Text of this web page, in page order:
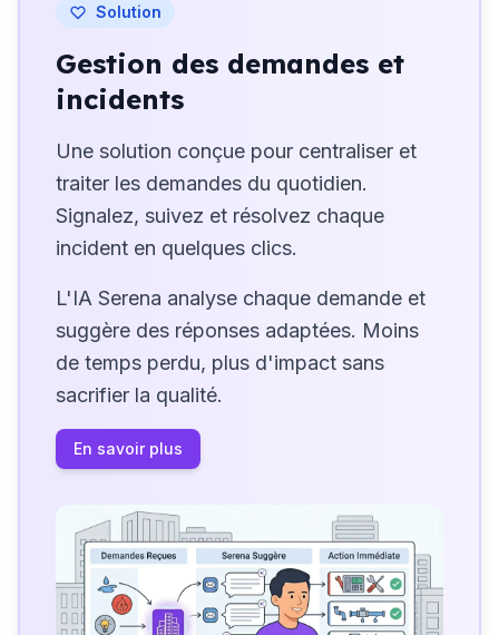
Solution
Gestion des demandes et
incidents
Une solution conçue pour centraliser et
traiter les demandes du quotidien.
Signalez, suivez et résolvez chaque
incident en quelques clics.
L'IA Serena analyse chaque demande et
suggère des réponses adaptées. Moins
de temps perdu, plus d'impact sans
sacrifier la qualité.
En savoir plus